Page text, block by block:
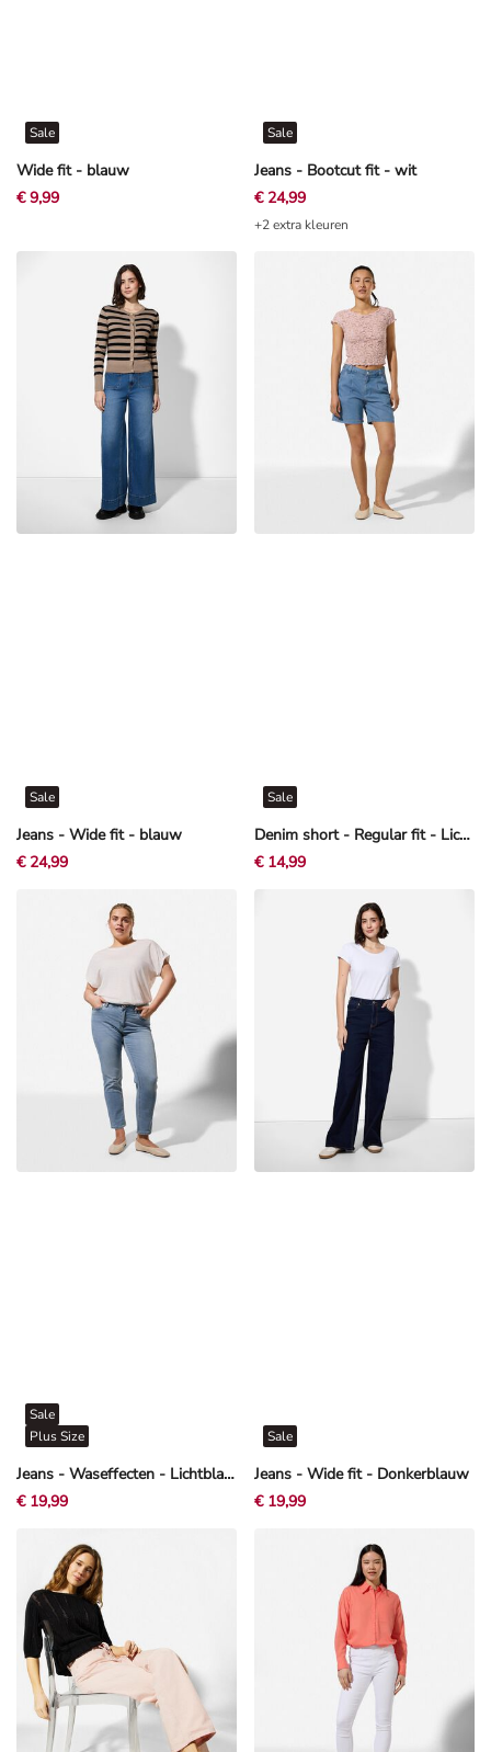
Wide fit - blauw
Sale
€ 9,99
Jeans - Bootcut fit - wit
Sale
€ 24,99
+2 extra kleuren
Jeans - Wide fit - blauw
Sale
€ 24,99
Denim short - Regular fit - Lichtblauw
Sale
€ 14,99
Jeans - Waseffecten - Lichtblauw
Sale
Plus Size
€ 19,99
Jeans - Wide fit - Donkerblauw
Sale
€ 19,99